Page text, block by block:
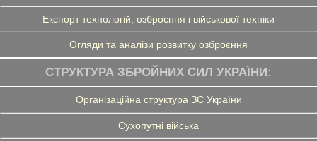
Експорт технологій, озброєння і військової техніки
Огляди та аналізи розвитку озброєння
СТРУКТУРА ЗБРОЙНИХ СИЛ УКРАЇНИ:
Організаційна структура ЗС України
Сухопутні війська